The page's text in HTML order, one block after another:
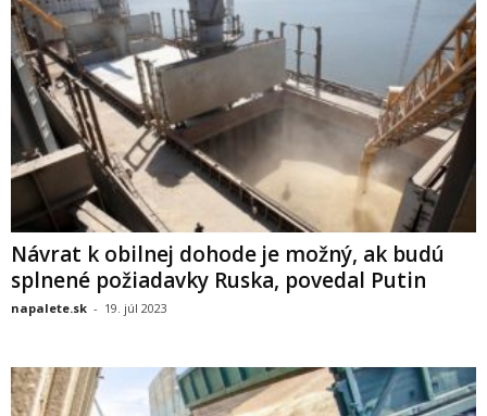
Návrat k obilnej dohode je možný, ak budú
splnené požiadavky Ruska, povedal Putin
napalete.sk - 19. júl 2023